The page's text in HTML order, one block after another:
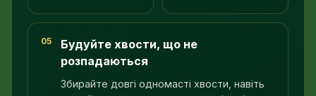
05
Будуйте хвости, що не
розпадаються
Збирайте довгі одномасті хвости, навіть